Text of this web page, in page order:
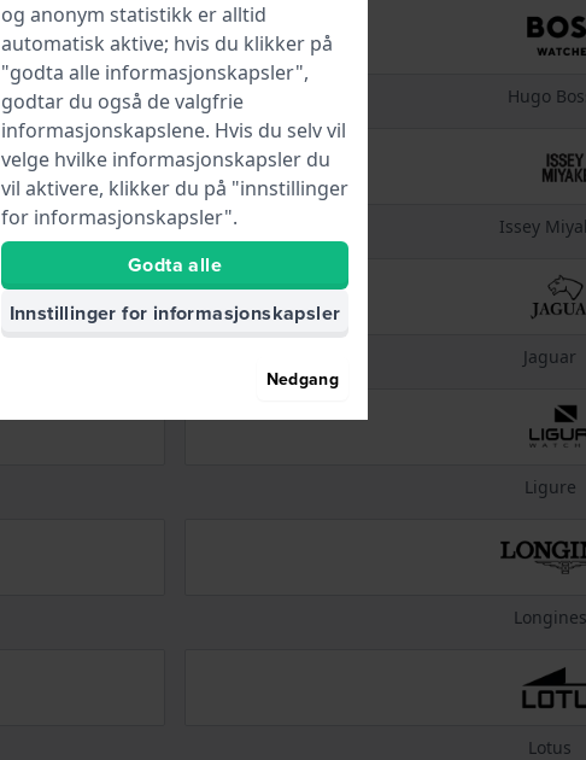
Hugo
Issey
Jaguar
Ligure
Longines
Lotus
og anonym statistikk er alltid
automatisk aktive; hvis du klikker på
"godta alle informasjonskapsler",
godtar du også de valgfrie
informasjonskapslene. Hvis du selv vil
velge hvilke informasjonskapsler du
vil aktivere, klikker du på "innstillinger
for informasjonskapsler".
Godta alle
Innstillinger for informasjonskapsler
Nedgang